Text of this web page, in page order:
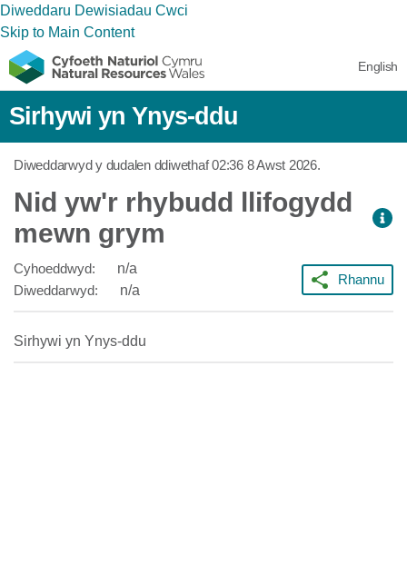
Diweddaru Dewisiadau Cwci
Skip to Main Content
English
Sirhywi yn Ynys-ddu
Diweddarwyd y dudalen ddiwethaf02:36 8 Awst 2026.
Nid yw'r rhybudd llifogydd
mewn grym
Cyhoeddwyd:
n/a
Diweddarwyd:
n/a
Rhannu
Sirhywi yn Ynys-ddu